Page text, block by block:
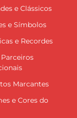
e Clássicos
e Símbolos
e Recordes
Marcantes
e Cores do